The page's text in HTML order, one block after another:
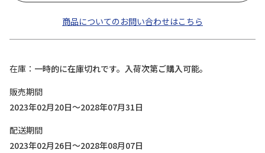
商品についてのお問い合わせはこちら
在庫
一時的に在庫切れです。入荷次第ご購入可能。
販売期間
2023年02月20日～2028年07月31日
配送期間
2023年02月26日～2028年08月07日